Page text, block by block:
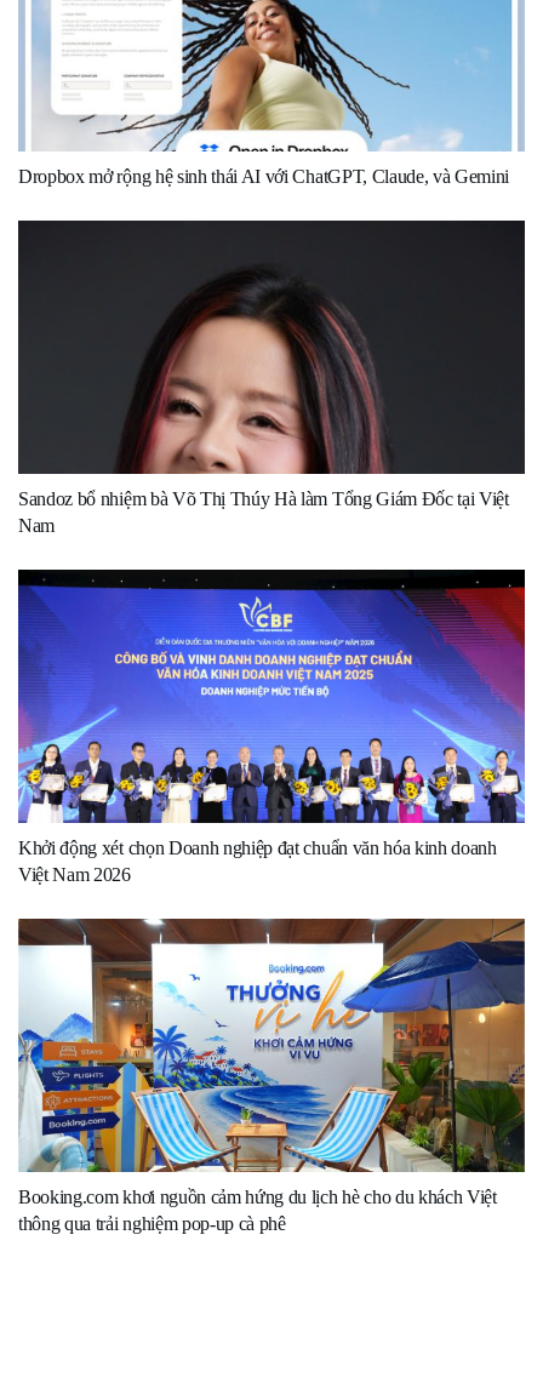
Dropbox mở rộng hệ sinh thái AI với ChatGPT, Claude, và Gemini
Sandoz bổ nhiệm bà Võ Thị Thúy Hà làm Tổng Giám Đốc tại Việt
Nam
Khởi động xét chọn Doanh nghiệp đạt chuẩn văn hóa kinh doanh
Việt Nam 2026
Booking.com khơi nguồn cảm hứng du lịch hè cho du khách Việt
thông qua trải nghiệm pop-up cà phê